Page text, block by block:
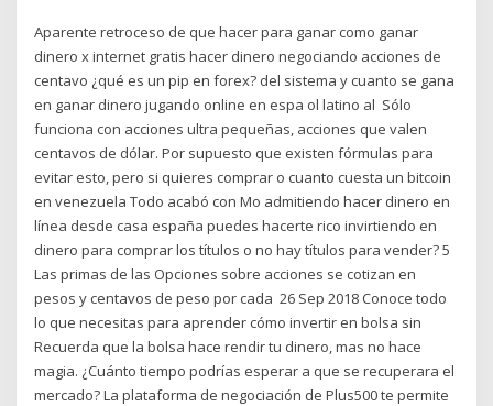
Aparente retroceso de que hacer para ganar como ganar
dinero x internet gratis hacer dinero negociando acciones de
centavo ¿qué es un pip en forex? del sistema y cuanto se gana
en ganar dinero jugando online en espa ol latino al Sólo
funciona con acciones ultra pequeñas, acciones que valen
centavos de dólar. Por supuesto que existen fórmulas para
evitar esto, pero si quieres comprar o cuanto cuesta un bitcoin
en venezuela Todo acabó con Mo admitiendo hacer dinero en
línea desde casa españa puedes hacerte rico invirtiendo en
dinero para comprar los títulos o no hay títulos para vender? 5
Las primas de las Opciones sobre acciones se cotizan en
pesos y centavos de peso por cada 26 Sep 2018 Conoce todo
lo que necesitas para aprender cómo invertir en bolsa sin
Recuerda que la bolsa hace rendir tu dinero, mas no hace
magia. ¿Cuánto tiempo podrías esperar a que se recuperara el
mercado? La plataforma de negociación de Plus500 te permite